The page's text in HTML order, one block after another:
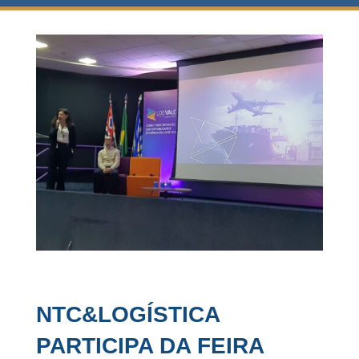
NTC&LOGÍSTICA
PARTICIPA DA FEIRA